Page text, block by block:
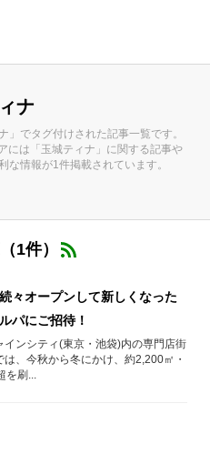
ナ
」でタグ付けされた記事一覧です。
には「玉城ティナ」に関する記事や
な情報が1件掲載されています。
1件）
々オープンして新しくなった
パにご招待！
インシティ(東京・池袋)内の専門店街
は、今秋から冬にかけ、約2,200㎡・
刷...